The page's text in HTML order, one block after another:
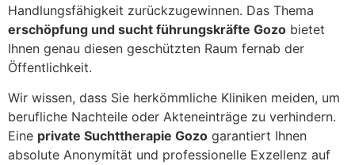
Handlungsfähigkeit zurückzugewinnen. Das Thema
erschöpfung und sucht führungskräfte Gozo bietet
Ihnen genau diesen geschützten Raum fernab der
Öffentlichkeit.
Wir wissen, dass Sie herkömmliche Kliniken meiden, um
berufliche Nachteile oder Akteneinträge zu verhindern.
Eine private Suchttherapie Gozo garantiert Ihnen
absolute Anonymität und professionelle Exzellenz auf